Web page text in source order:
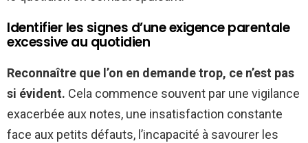
Identifier les signes d’une exigence parentale
excessive au quotidien
Reconnaître que l’on en demande trop, ce n’est pas
si évident. Cela commence souvent par une vigilance
exacerbée aux notes, une insatisfaction constante
face aux petits défauts, l’incapacité à savourer les